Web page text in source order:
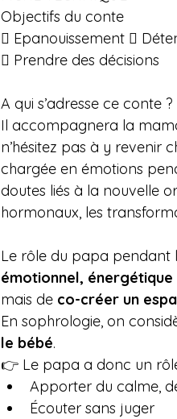
Objectifs du conte
 Epanouissement 
 Prendre des décisions
A qui s’adresse ce conte ?
Il accompagnera la
n’hésitez pas à y revenir
chargée en émotions
doutes liés à la nouvelle
hormonaux, les
Le rôle du papa pendant
émotionnel,
mais de co-créer un
En sophrologie, on
le bébé.
👉 Le papa a donc un
Apporter du calme,
Écouter sans juger